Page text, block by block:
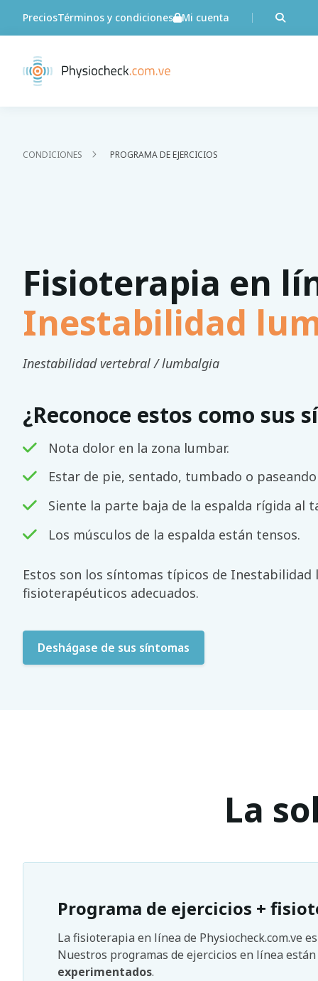
PreciosTérminos y condiciones Mi cuenta
CONDICIONES PROGRAMA DE EJERCICIOS
Fisioterapia en
Inestabilidad
Inestabilidad vertebral / lumbalgia
¿Reconoce estos como sus
Nota dolor en la zona lumbar.
Estar de pie, sentado, tumbado o
Siente la parte baja de la espalda rígida al
Los músculos de la espalda están tensos.
Estos son los síntomas típicos de Inestabilidad
fisioterapéuticos adecuados.
Deshágase de sus síntomas
La
Programa de ejercicios +
La fisioterapia en línea de Physiocheck.com.ve es
Nuestros programas de ejercicios en línea
experimentados.